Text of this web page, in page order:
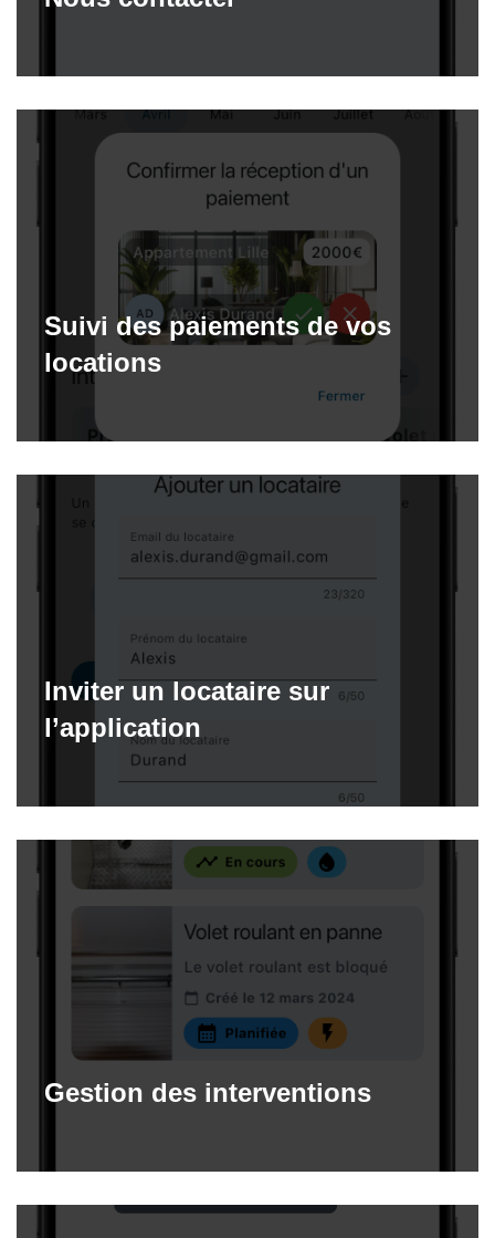
Suivi des paiements de vos
locations
Inviter un locataire sur
l’application
Gestion des interventions